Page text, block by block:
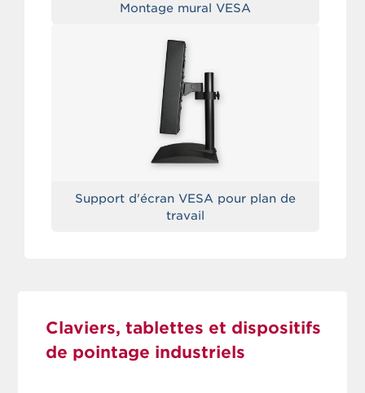
Montage mural VESA
Support d'écran VESA pour plan de
travail
Claviers, tablettes et dispositifs
de pointage industriels